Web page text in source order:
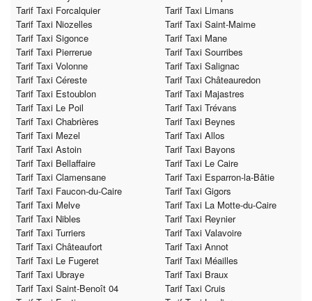
Tarif Taxi Forcalquier
Tarif Taxi Limans
Tarif Taxi Niozelles
Tarif Taxi Saint-Maime
Tarif Taxi Sigonce
Tarif Taxi Mane
Tarif Taxi Pierrerue
Tarif Taxi Sourribes
Tarif Taxi Volonne
Tarif Taxi Salignac
Tarif Taxi Céreste
Tarif Taxi Châteauredon
Tarif Taxi Estoublon
Tarif Taxi Majastres
Tarif Taxi Le Poil
Tarif Taxi Trévans
Tarif Taxi Chabrières
Tarif Taxi Beynes
Tarif Taxi Mezel
Tarif Taxi Allos
Tarif Taxi Astoin
Tarif Taxi Bayons
Tarif Taxi Bellaffaire
Tarif Taxi Le Caire
Tarif Taxi Clamensane
Tarif Taxi Esparron-la-Bâtie
Tarif Taxi Faucon-du-Caire
Tarif Taxi Gigors
Tarif Taxi Melve
Tarif Taxi La Motte-du-Caire
Tarif Taxi Nibles
Tarif Taxi Reynier
Tarif Taxi Turriers
Tarif Taxi Valavoire
Tarif Taxi Châteaufort
Tarif Taxi Annot
Tarif Taxi Le Fugeret
Tarif Taxi Méailles
Tarif Taxi Ubraye
Tarif Taxi Braux
Tarif Taxi Saint-Benoît 04
Tarif Taxi Cruis